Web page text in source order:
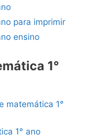
para imprimir
ensino
1°
matemática 1°
1° ano